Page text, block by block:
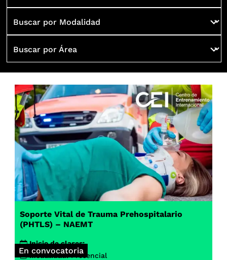
Buscar por Modalidad
Buscar por Área
En convocatoria
Soporte Vital de Trauma Prehospitalario
(PHTLS) – NAEMT
Inicio de clases:
Modalidad: Presencial